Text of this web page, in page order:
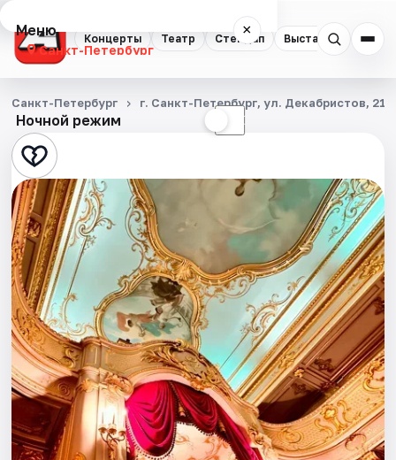
Концерты Театр Стендап Выставки
Меню ×
Санкт-Петербург
Концерты
Театр
Стендап
Выставки
Квесты
Экскурсии
Спорт
События
Города
Ночной режим ☾
Санкт-Петербург г. Санкт-Петербург, ул. Декабристов, 21а